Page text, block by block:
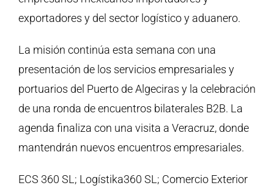
exportadores y del sector logístico y aduanero.
La misión continúa esta semana con una
presentación de los servicios empresariales y
portuarios del Puerto de Algeciras y la celebración
de una ronda de encuentros bilaterales B2B. La
agenda finaliza con una visita a Veracruz, donde
mantendrán nuevos encuentros empresariales.
ECS 360 SL; Logístika360 SL; Comercio Exterior